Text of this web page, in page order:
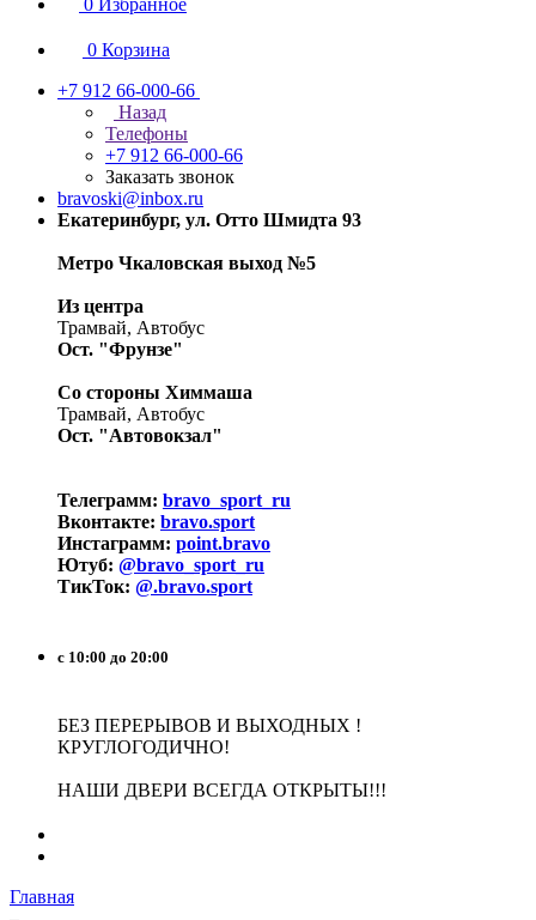
0 Избранное
0 Корзина
+7 912 66-000-66
Назад
Телефоны
+7 912 66-000-66
Заказать звонок
bravoski@inbox.ru
Екатеринбург, ул. Отто Шмидта 93
Метро Чкаловская выход №5
Из центра
Трамвай, Автобус
Ост. "Фрунзе"
Со стороны Химмаша
Трамвай, Автобус
Ост. "Автовокзал"
Телеграмм: bravo_sport_ru
Вконтакте: bravo.sport
Инстаграмм: point.bravo
Ютуб: @bravo_sport_ru
ТикТок: @.bravo.sport
с 10:00 до 20:00
БЕЗ ПЕРЕРЫВОВ И ВЫХОДНЫХ !
КРУГЛОГОДИЧНО!
НАШИ ДВЕРИ ВСЕГДА ОТКРЫТЫ!!!
Главная